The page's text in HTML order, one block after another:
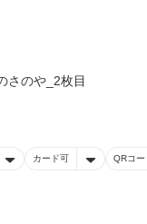
カード可 QRコ